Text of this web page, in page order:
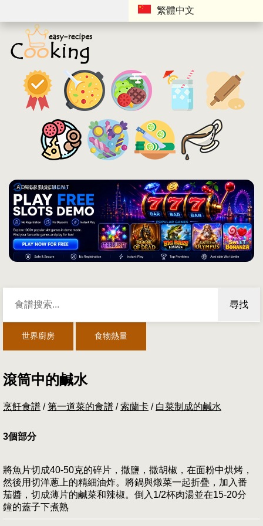
繁體中文
ADVERTISEMENT
尋找
世界廚房 食物熱量
滾筒中的鹹水
烹飪食譜 /第一道菜的食譜 /索蘭卡 / 白菜制成的鹹水
3個部分
將魚片切成40-50克的碎片，撒鹽，撒胡椒，在面粉中烘烤，
然後用切洋蔥上的精細油炸。將鍋與燉菜一起折疊，加入番
茄醬，切成薄片的鹹菜和辣椒。倒入1/2杯肉湯並在15-20分
鐘的蓋子下煮熟